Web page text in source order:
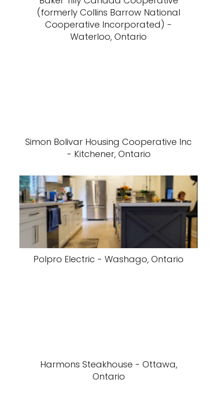
(formerly Collins Barrow National
Cooperative Incorporated) -
Waterloo, Ontario
Simon Bolivar Housing Cooperative Inc
- Kitchener, Ontario
Polpro Electric - Washago, Ontario
Harmons Steakhouse - Ottawa,
Ontario